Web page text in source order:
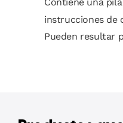
Contiene una
instrucciones de
Pueden resultar